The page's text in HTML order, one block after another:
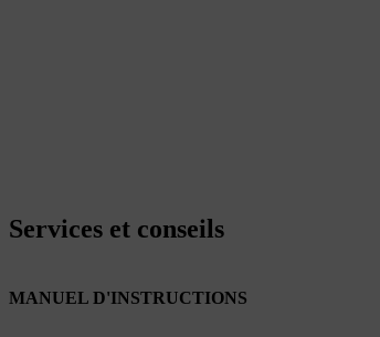
Services et conseils
MANUEL D'INSTRUCTIONS